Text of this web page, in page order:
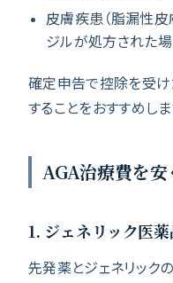
皮膚疾患（脂漏性皮
ジルが処方された
確定申告で控除を受
することをおすすめしま
AGA治療費を
1. ジェネリック医
先発薬とジェネリック